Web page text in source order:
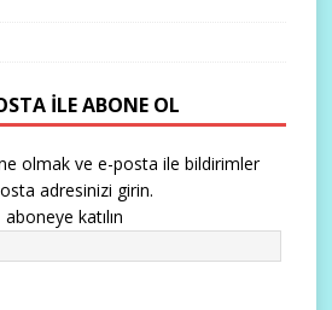
ILE ABONE OL
olmak ve e-posta ile bildirimler
adresinizi girin.
katılın